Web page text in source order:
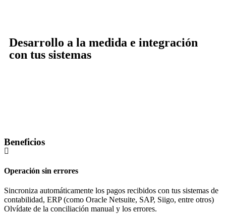
Desarrollo a la medida e integración
con tus sistemas
Beneficios​
Operación sin errores
Sincroniza automáticamente los pagos recibidos con tus sistemas de
contabilidad, ERP (como Oracle Netsuite, SAP, Siigo, entre otros)
Olvídate de la conciliación manual y los errores.